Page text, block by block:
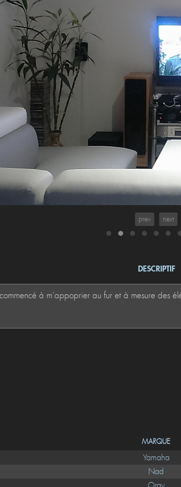
prev next
DESCRIPTIF
MARQUE
Yamaha
Nad